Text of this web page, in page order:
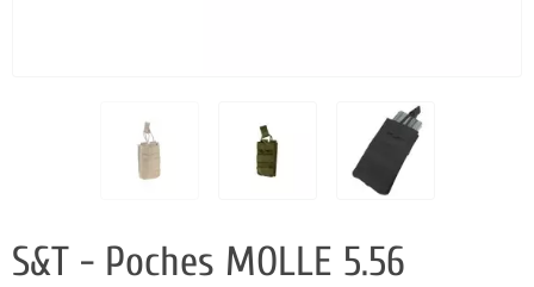
S&T - Poches MOLLE 5.56